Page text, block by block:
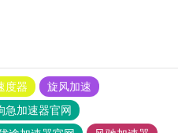
度器
旋风加速
急加速器官网